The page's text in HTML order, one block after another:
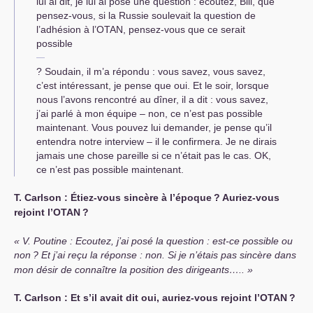
pensez-vous, si la Russie soulevait la question de
l’adhésion à l’OTAN, pensez-vous que ce serait
possible
? Soudain, il m’a répondu : vous savez, vous savez,
c’est intéressant, je pense que oui. Et le soir, lorsque
nous l’avons rencontré au dîner, il a dit : vous savez,
j’ai parlé à mon équipe – non, ce n’est pas possible
maintenant. Vous pouvez lui demander, je pense qu’il
entendra notre interview – il le confirmera. Je ne dirais
jamais une chose pareille si ce n’était pas le cas. OK,
ce n’est pas possible maintenant.
Т. Carlson : Étiez-vous sincère à l’époque? Auriez-vous
rejoint l’OTAN?
V. Poutine : Ecoutez, j’ai posé la question : est-ce possible ou
non ? Et j’ai reçu la réponse : non. Si je n’étais pas sincère dans
mon désir de connaître la position des dirigeants…..
Т. Carlson : Et s’il avait dit oui, auriez-vous rejoint l’OTAN?